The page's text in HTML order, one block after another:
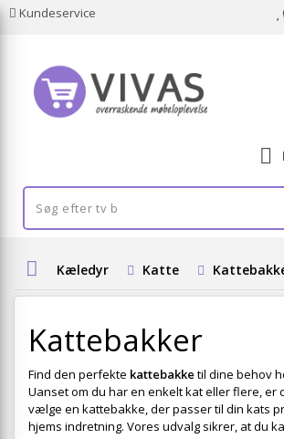
Kundeservice
Kæledyr Katte
Kattebakker
Find den perfekte kattebakke til dine behov
Uanset om du har en enkelt kat eller flere, er
vælge en kattebakke, der passer til din kats
hjems indretning. Vores udvalg sikrer, at du